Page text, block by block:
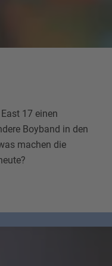
17 einen
Boyband in den
machen die